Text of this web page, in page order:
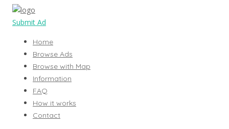
Submit Ad
Home
Browse Ads
Browse with Map
Information
FAQ
How it works
Contact